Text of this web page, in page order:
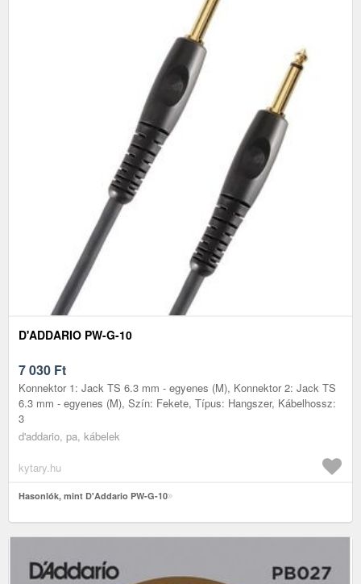
D'ADDARIO PW-G-10
7 030 Ft
Konnektor 1: Jack TS 6.3 mm - egyenes (M), Konnektor 2: Jack TS
6.3 mm - egyenes (M), Szín: Fekete, Típus: Hangszer, Kábelhossz:
3
d'addario, pa, kábelek
kytary.hu
Hasonlók, mint D'Addario PW-G-10